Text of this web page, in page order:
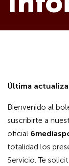
Última
Bienvenido al
suscribirte a
oficial
totalidad los
Servicio. Te